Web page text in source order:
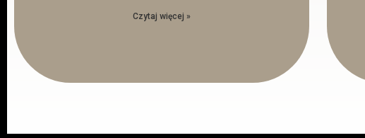
Czytaj więcej »